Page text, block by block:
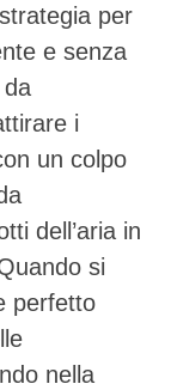
per
e senza
i
un colpo
dell’aria in
si
perfetto
nella